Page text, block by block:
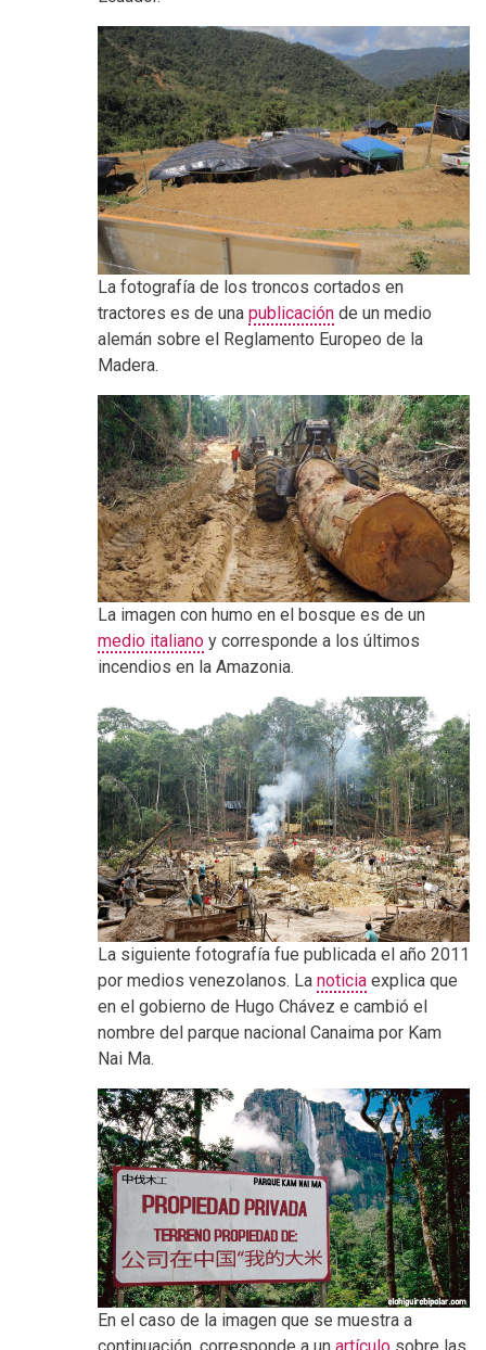
La fotografía de los troncos cortados en
tractores es de una publicación de un medio
alemán sobre el Reglamento Europeo de la
Madera.
La imagen con humo en el bosque es de un
medio italiano y corresponde a los últimos
incendios en la Amazonia.
La siguiente fotografía fue publicada el año 2011
por medios venezolanos. La noticia explica que
en el gobierno de Hugo Chávez e cambió el
nombre del parque nacional Canaima por Kam
Nai Ma.
En el caso de la imagen que se muestra a